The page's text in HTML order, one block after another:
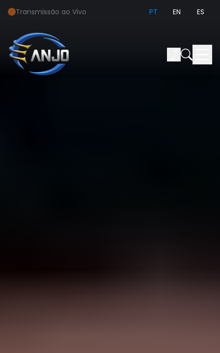
Transmissão ao Vivo PT EN ES